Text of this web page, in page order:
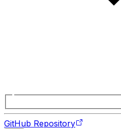
GitHub Repository